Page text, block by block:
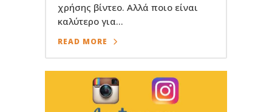
χρήσης βίντεο. Αλλά ποιο είναι
καλύτερο για...
READ MORE